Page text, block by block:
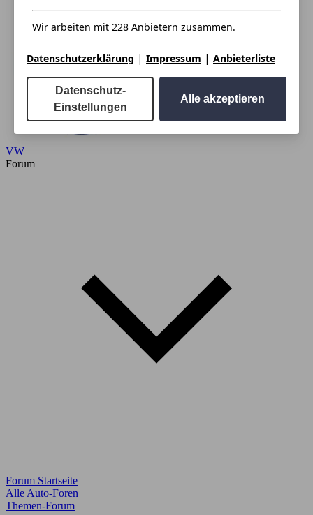
VW
Forum
Forum Startseite
Alle Auto-Foren
Themen-Forum
Wir arbeiten mit 228 Anbietern zusammen.
Datenschutzerklärung | Impressum | Anbieterliste
Datenschutz-
Einstellungen
Alle akzeptieren